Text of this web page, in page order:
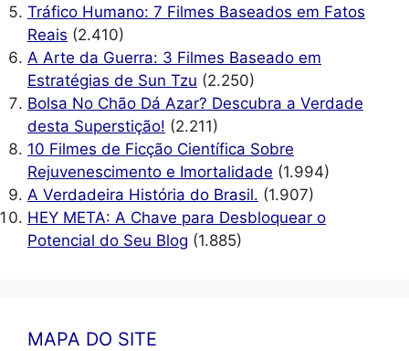
Tráfico Humano: 7 Filmes Baseados em Fatos
Reais (2.410)
A Arte da Guerra: 3 Filmes Baseado em
Estratégias de Sun Tzu (2.250)
Bolsa No Chão Dá Azar? Descubra a Verdade
desta Superstição! (2.211)
10 Filmes de Ficção Científica Sobre
Rejuvenescimento e Imortalidade (1.994)
A Verdadeira História do Brasil. (1.907)
HEY META: A Chave para Desbloquear o
Potencial do Seu Blog (1.885)
MAPA DO SITE